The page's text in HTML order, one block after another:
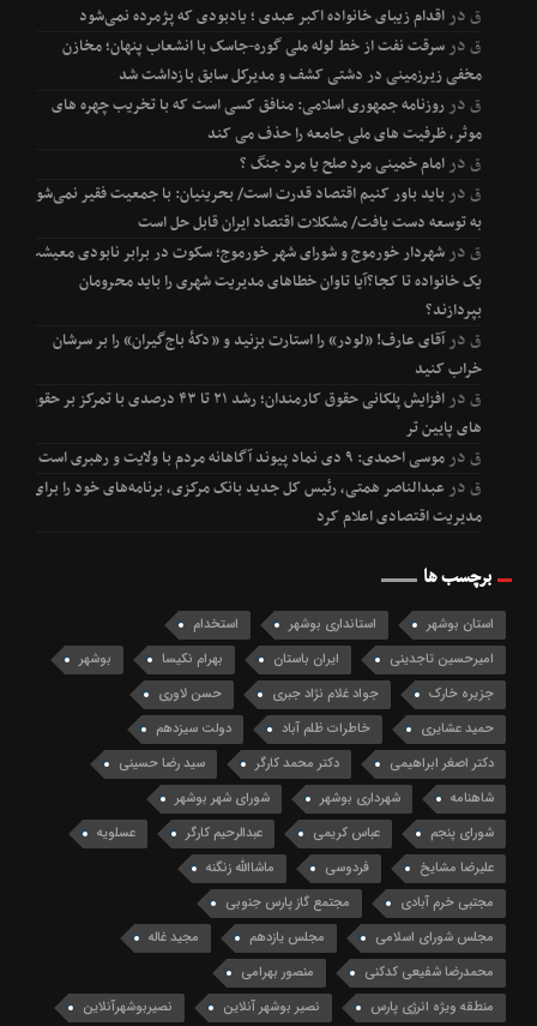
قدراقدام زیبای خانواده اکبر عبدی ؛ یادبودی که پژمرده نمی‌شود
قدرسرقت نفت از خط لوله ملی گوره-جاسک با انشعاب پنهان؛ مخازن
مخفی زیرزمینی در دشتی کشف و مدیرکل سابق بازداشت شد
قدرروزنامه جمهوری اسلامی: منافق کسی است که با تخریب چهره های
موثر، ظرفیت های ملی جامعه را حذف می کند
قدرامام خمینی مرد صلح یا مرد جنگ ؟
قدرباید باور کنیم اقتصاد قدرت است/ بحرینیان: با جمعیت فقیر نمی‌شود
به توسعه دست یافت/ مشکلات اقتصاد ایران قابل حل است
قدرشهردار خورموج و شورای شهر خورموج؛ سکوت در برابر نابودی معیشت
یک خانواده تا کجا؟آیا تاوان خطاهای مدیریت شهری را باید محرومان
بپردازند؟
قدرآقای عارف! «لودر» را استارت بزنید و «دکۀ باج‌گیران» را بر سرشان
خراب کنید
قدر
افزایش پلکانی حقوق کارمندان؛ رشد ۲۱ تا ۴۳ درصدی با تمرکز بر حقوق
های پایین تر
قدرموسی احمدی: ۹ دی نماد پیوند آگاهانه مردم با ولایت و رهبری است
قدرعبدالناصر همتی، رئیس کل جدید بانک مرکزی، برنامه‌های خود را برای
مدیریت اقتصادی اعلام کرد
برچسب ها
استان بوشهر استانداری بوشهر
استخدام
امیرحسین تاجدینی
ایران باستان بهرام نکیسا
بوشهر
جزیره خارک
جواد غلام نژاد جبری
حسن لاوری
حمید عشایری
خاطرات ظلم آباد
دولت سیزدهم
دکتر اصغر ابراهیمی
دکتر محمد کارگر
سید رضا حسینی
شاهنامه
شهرداری بوشهر
شورای شهر بوشهر
شورای پنجم
عباس کریمی عبدالرحیم کارگر
عسلویه
علیرضا مشایخ
فردوسی
ماشاالله زنگنه
مجتبی خرم آبادی
مجتمع گاز پارس جنوبی
مجلس شورای اسلامی
مجلس یازدهم
مجید غاله
محمدرضا شفیعی کدکنی
منصور بهرامی
منطقه ویژه انرژی پارس
نصیر بوشهر آنلاین نصیربوشهرآنلاین